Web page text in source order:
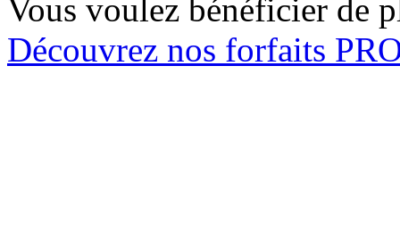
Vous voulez bénéficier de
Découvrez nos forfaits